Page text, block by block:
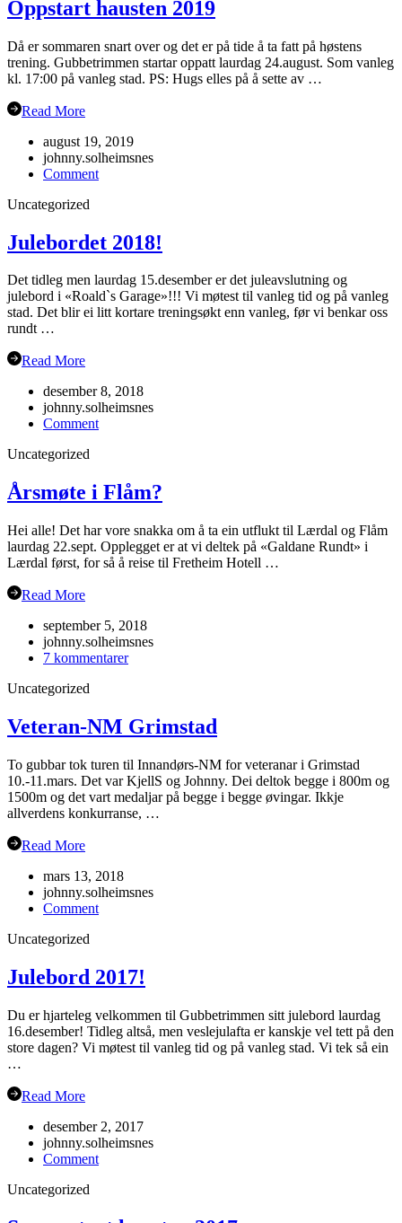
Oppstart hausten 2019
Då er sommaren snart over og det er på tide å ta fatt på høstens
trening. Gubbetrimmen startar oppatt laurdag 24.august. Som vanleg
kl. 17:00 på vanleg stad. PS: Hugs elles på å sette av …
Read More
august 19, 2019
johnny.solheimsnes
Commenton
Uncategorized
Julebordet 2018!
Det tidleg men laurdag 15.desember er det juleavslutning og
julebord i «Roald`s Garage»!!! Vi møtest til vanleg tid og på vanleg
stad. Det blir ei litt kortare treningsøkt enn vanleg, før vi benkar oss
rundt …
Read More
desember 8, 2018
johnny.solheimsnes
Commenton
Uncategorized
Årsmøte i Flåm?
Hei alle! Det har vore snakka om å ta ein utflukt til Lærdal og Flåm
laurdag 22.sept. Opplegget er at vi deltek på «Galdane Rundt» i
Lærdal først, for så å reise til Fretheim Hotell …
Read More
september 5, 2018
johnny.solheimsnes
7 kommentarertil
Uncategorized
Veteran-NM Grimstad
To gubbar tok turen til Innandørs-NM for veteranar i Grimstad
10.-11.mars. Det var KjellS og Johnny. Dei deltok begge i 800m og
1500m og det vart medaljar på begge i begge øvingar. Ikkje
allverdens konkurranse, …
Read More
mars 13, 2018
johnny.solheimsnes
Commenton
Uncategorized
Julebord 2017!
Du er hjarteleg velkommen til Gubbetrimmen sitt julebord laurdag
16.desember! Tidleg altså, men veslejulafta er kanskje vel tett på den
store dagen? Vi møtest til vanleg tid og på vanleg stad. Vi tek så ein
…
Read More
desember 2, 2017
johnny.solheimsnes
Commenton
Uncategorized